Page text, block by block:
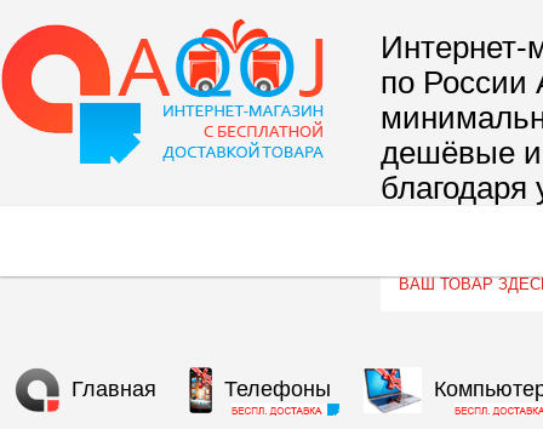
Интернет-
по России
дешёвые и
благодаря
Главная Телефоны